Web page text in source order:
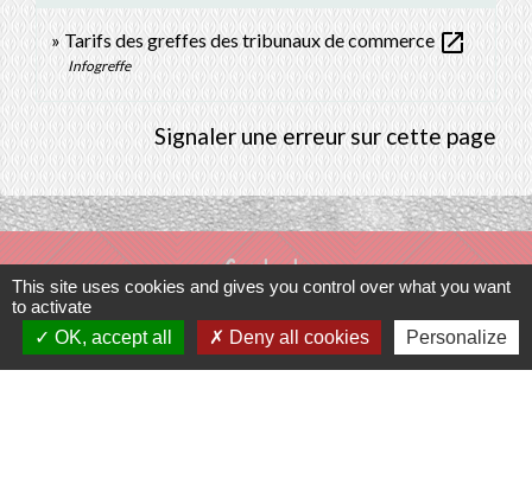
Tarifs des greffes des tribunaux de commerce open_in_new
Infogreffe
Signaler une erreur sur cette page
Contacts
Commune de Prunay-Cassereau
11, rue de l'Hôtel de Ville
This site uses cookies and gives you control over what you want
to activate
OK, accept all
Deny all cookies Personalize